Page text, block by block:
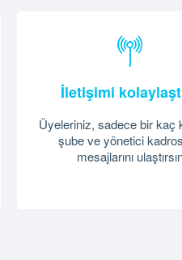
İletişimi
Üyeleriniz, sadece bir kaç
şube ve yönetici
mesajlarını